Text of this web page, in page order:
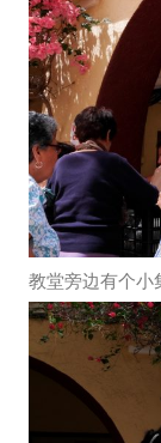
教堂旁边有个小